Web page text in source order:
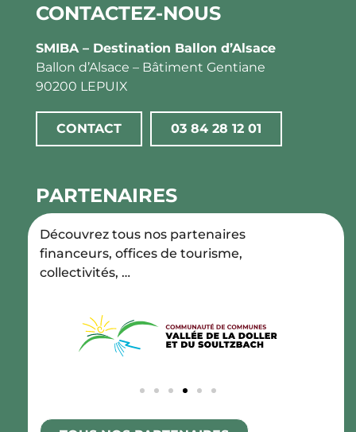
CONTACTEZ-NOUS
SMIBA – Destination Ballon d’Alsace
Ballon d’Alsace – Bâtiment Gentiane
90200 LEPUIX
CONTACT 03 84 28 12 01
PARTENAIRES
Découvrez tous nos partenaires
financeurs, offices de tourisme,
collectivités, …